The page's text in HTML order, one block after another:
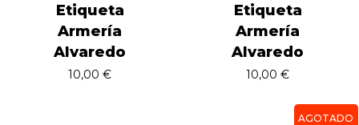
Etiqueta
Armería
Alvaredo
10,00€
Etiqueta
Armería
Alvaredo
10,00€
AGOTADO